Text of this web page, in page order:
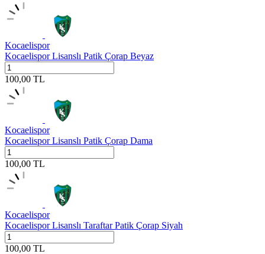
Kocaelispor
Kocaelispor Lisanslı Patik Çorap Beyaz
100,00 TL
Kocaelispor
Kocaelispor Lisanslı Patik Çorap Dama
100,00 TL
Kocaelispor
Kocaelispor Lisanslı Taraftar Patik Çorap Siyah
100,00 TL